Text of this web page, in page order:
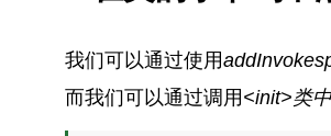
我们可以通过使用
而我们可以通过调用 <init>类